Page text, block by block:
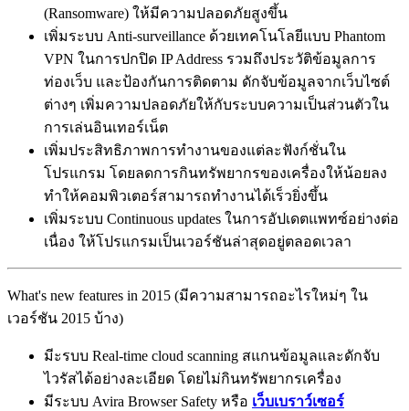
(Ransomware) ให้มีความปลอดภัยสูงขึ้น
เพิ่มระบบ Anti-surveillance ด้วยเทคโนโลยีแบบ Phantom
VPN ในการปกปิด IP Address รวมถึงประวัติข้อมูลการ
ท่องเว็บ และป้องกันการติดตาม ดักจับข้อมูลจากเว็บไซต์
ต่างๆ เพิ่มความปลอดภัยให้กับระบบความเป็นส่วนตัวใน
การเล่นอินเทอร์เน็ต
เพิ่มประสิทธิภาพการทำงานของแต่ละฟังก์ชั่นใน
โปรแกรม โดยลดการกินทรัพยากรของเครื่องให้น้อยลง
ทำให้คอมพิวเตอร์สามารถทำงานได้เร็วยิ่งขึ้น
เพิ่มระบบ Continuous updates ในการอัปเดตแพทซ์อย่างต่อ
เนื่อง ให้โปรแกรมเป็นเวอร์ชันล่าสุดอยู่ตลอดเวลา
What's new features in 2015 (มีความสามารถอะไรใหม่ๆ ใน
เวอร์ชัน 2015 บ้าง)
มีะรบบ Real-time cloud scanning สแกนข้อมูลและดักจับ
ไวรัสได้อย่างละเอียด โดยไม่กินทรัพยากรเครื่อง
มีระบบ Avira Browser Safety หรือ เว็บเบราว์เซอร์